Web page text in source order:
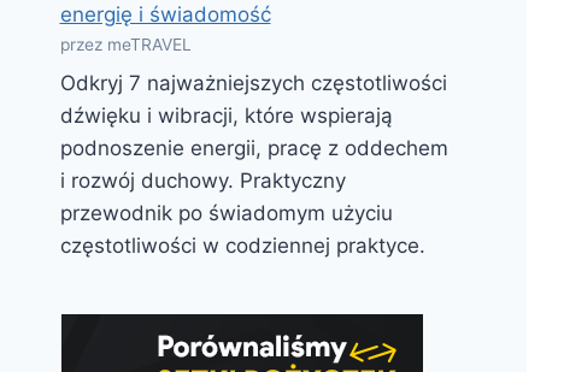
energię i świadomość
przez meTRAVEL
Odkryj 7 najważniejszych częstotliwości
dźwięku i wibracji, które wspierają
podnoszenie energii, pracę z oddechem
i rozwój duchowy. Praktyczny
przewodnik po świadomym użyciu
częstotliwości w codziennej praktyce.